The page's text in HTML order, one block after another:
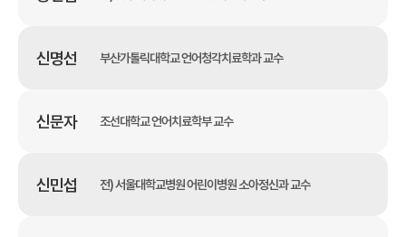
신명선 부산가톨릭대학교 언어청각치료학과 교수
신문자 조선대학교 언어치료학부 교수
신민섭 전) 서울대학교병원 어린이병원 소아정신과 교수